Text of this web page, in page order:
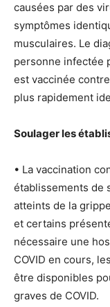
causées par des
symptômes
musculaires. Le
personne infectée
est vaccinée
plus rapidement
Soulager les
• La vaccination
établissements de
atteints de la
et certains
nécessaire une
COVID en cours,
être disponibles
graves de COVID.